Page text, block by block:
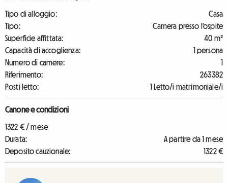
Tipo di alloggio:
Casa
Tipo:
Camera presso l'ospite
Superficie affittata:
40 m²
Capacità di accoglienza:
1 persona
Numero di camere:
1
Riferimento:
263382
Posti letto:
1 Letto/i matrimoniale/i
Canone e condizioni
1322 € / mese
Durata:
A partire da 1 mese
Deposito cauzionale:
1322 €